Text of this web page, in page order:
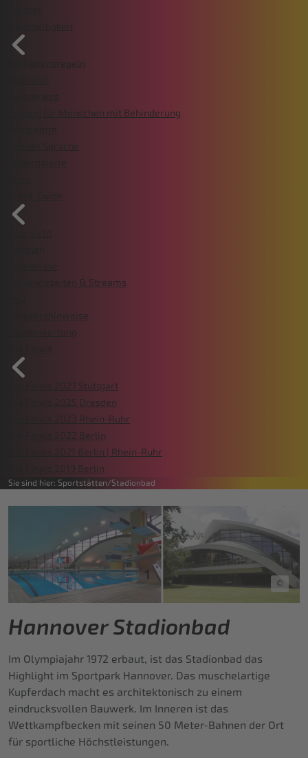
Nachhaltigkeit
Verhaltensregeln
Zugang für Menschen mit Behinderung
Leichte Sprache
Bildergalerie
TV Sendezeiten & Streams
Verkehrshinweise
Länderwertung
Die Finals 2027 Stuttgart
Die Finals 2025 Dresden
Die Finals 2023 Rhein-Ruhr
Die Finals 2022 Berlin
Die Finals 2021 Berlin | Rhein-Ruhr
Die Finals 2019 Berlin
Sie sind hier: Sportstätten Stadionbad
©
Hannover Stadionbad
Im Olympiajahr 1972 erbaut, ist das Stadionbad das
Highlight im Sportpark Hannover. Das muschelartige
Kupferdach macht es architektonisch zu einem
eindrucksvollen Bauwerk. Im Inneren ist das
Wettkampfbecken mit seinen 50 Meter-Bahnen der Ort
für sportliche Höchstleistungen.